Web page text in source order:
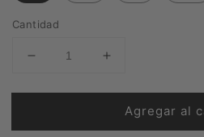
Cantidad
Reducir
para
MORADUIX
Aumentar
para
SUDADERA
MORADUIX
Agregar al